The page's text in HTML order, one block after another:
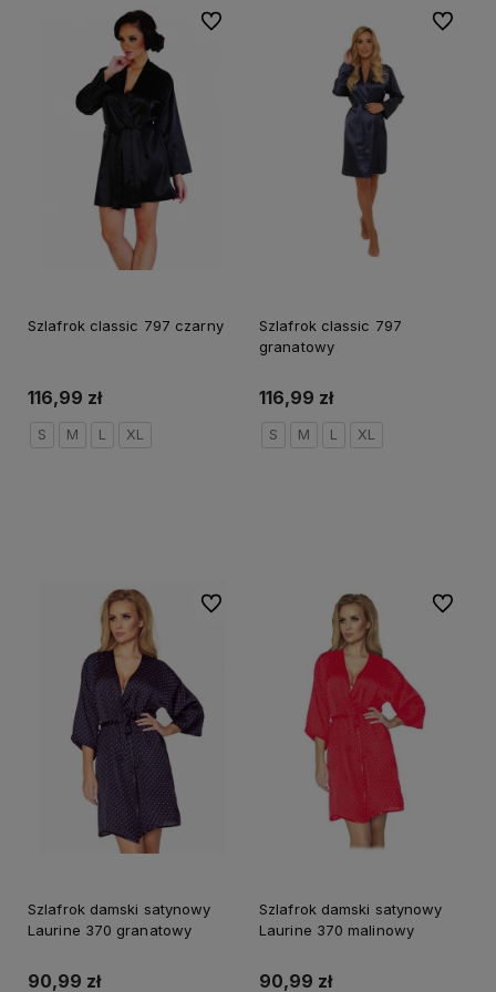
Szlafrok classic 797 czarny
116,99 zł
S M L XL
Do ulubionych
Szlafrok classic 797
granatowy
116,99 zł
S M L XL
Do
Szlafrok damski satynowy
Laurine 370 granatowy
90,99 zł
Do ulubionych
Szlafrok damski satynowy
Laurine 370 malinowy
90,99 zł
Do